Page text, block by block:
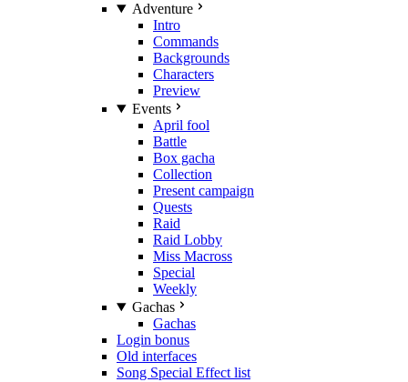
Adventure
Intro
Commands
Backgrounds
Characters
Preview
Events
April fool
Battle
Box gacha
Collection
Present campaign
Quests
Raid
Raid Lobby
Miss Macross
Special
Weekly
Gachas
Gachas
Login bonus
Old interfaces
Song Special Effect list